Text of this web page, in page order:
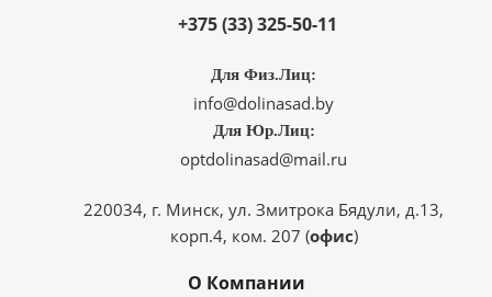
+375 (33) 325-50-11
Для Физ.Лиц:
info@dolinasad.by
Для Юр.Лиц:
optdolinasad@mail.ru
220034, г. Минск, ул. Змитрока Бядули, д.13,
корп.4, ком. 207 (офис)
О Компании